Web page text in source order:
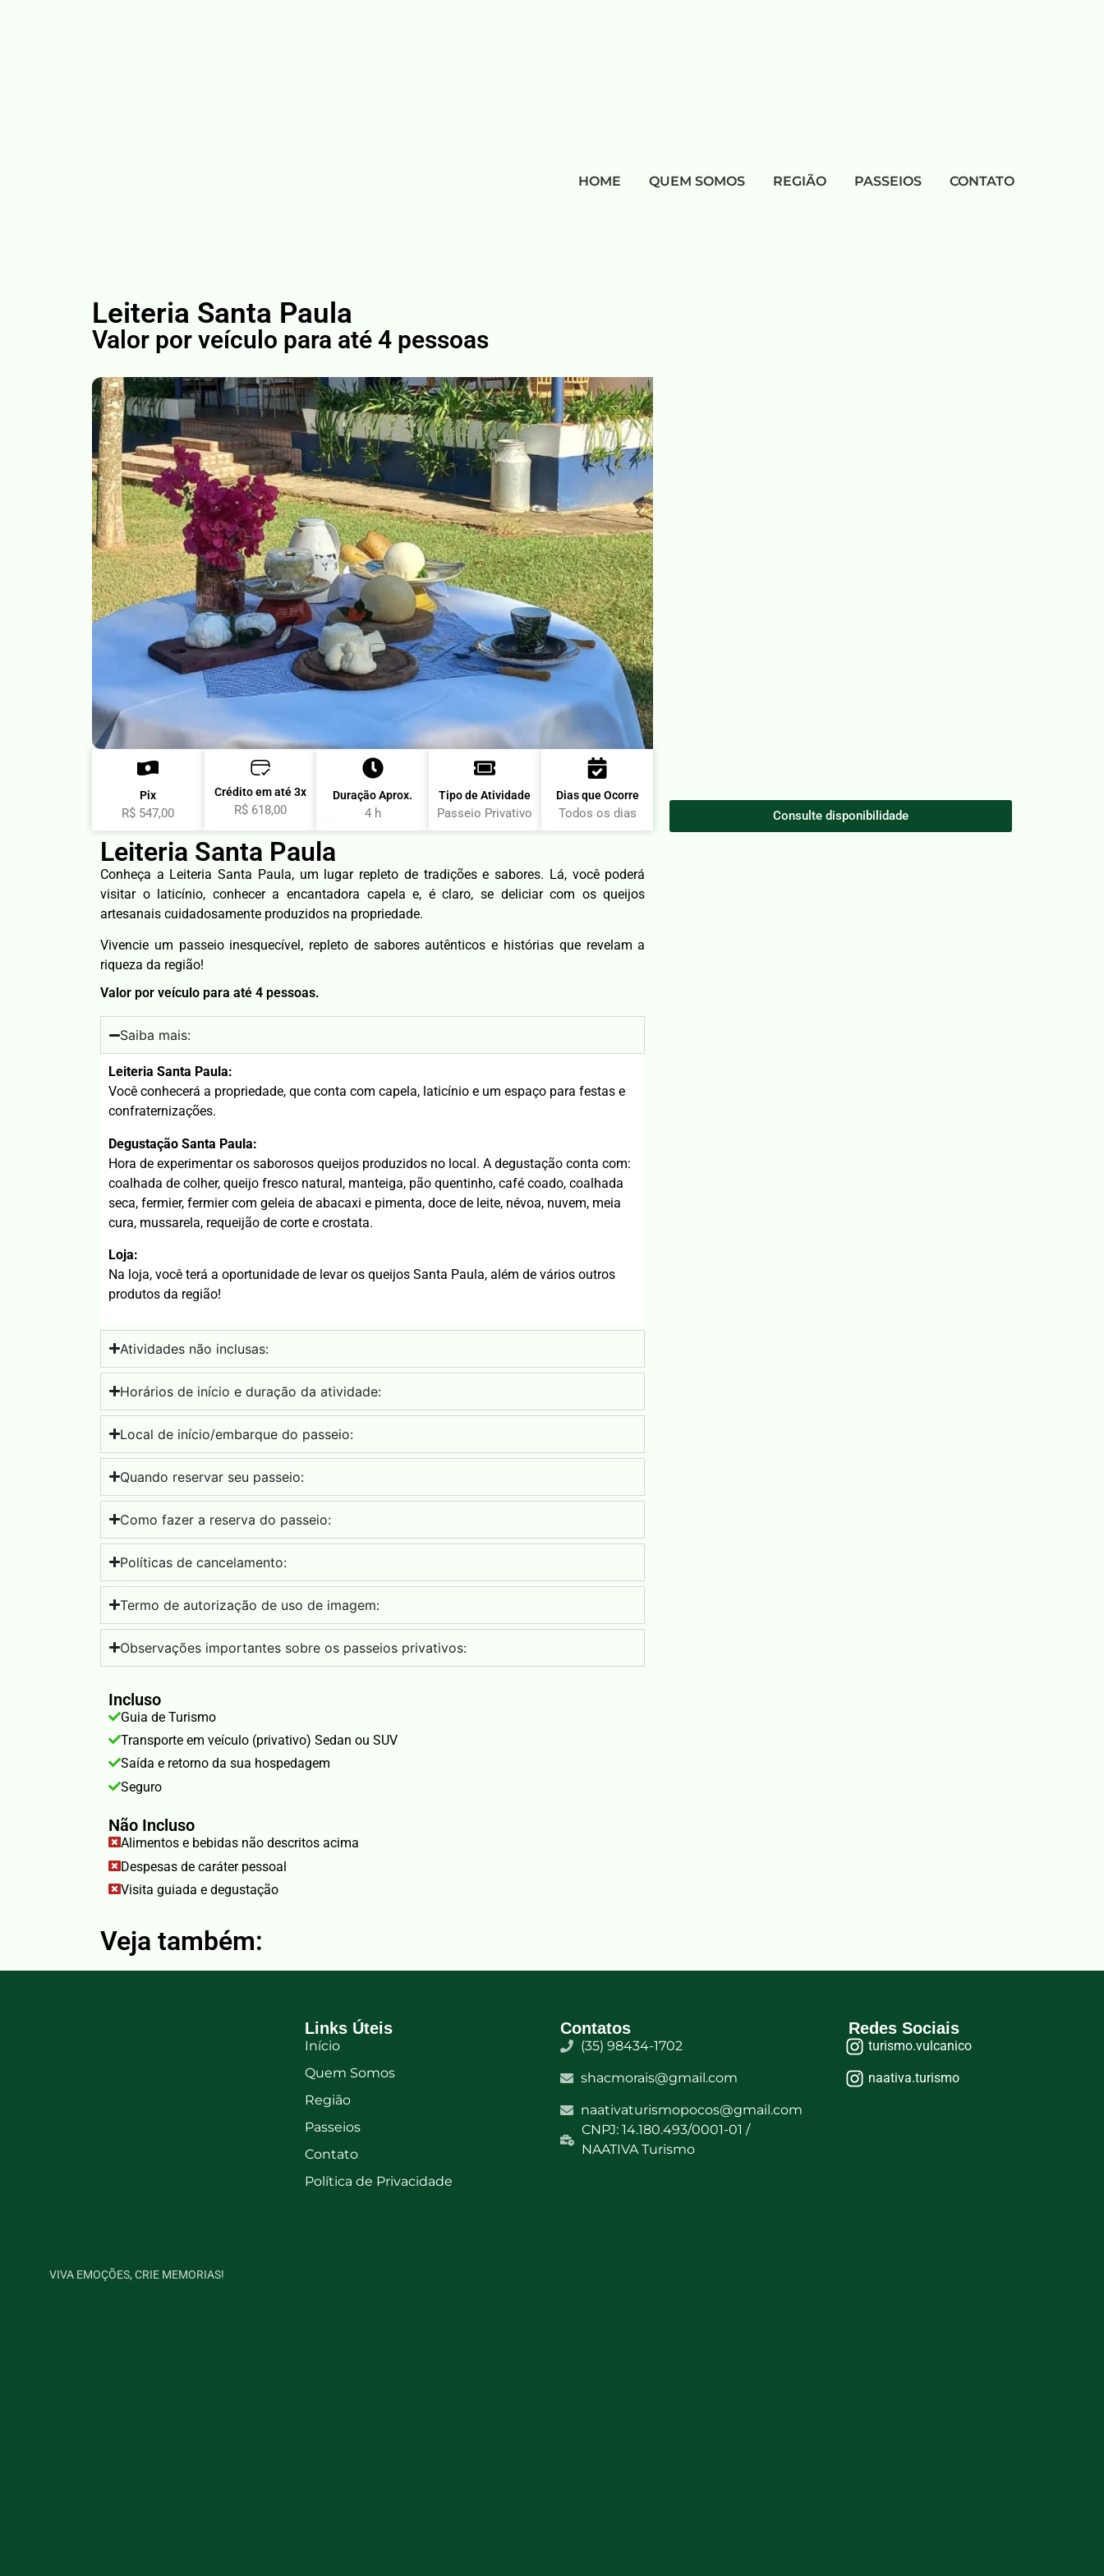
HOME QUEM SOMOS REGIÃO PASSEIOS CONTATO
Leiteria Santa Paula
Valor por veículo para até 4 pessoas
Pix
R$ 547,00
Crédito em até 3x
R$ 618,00
Duração Aprox.
4 h
Tipo de Atividade
Passeio Privativo
Dias que Ocorre
Todos os dias
Leiteria Santa Paula
Conheça a Leiteria Santa Paula, um lugar repleto de tradições e sabores. Lá, você poderá
visitar o laticínio, conhecer a encantadora capela e, é claro, se deliciar com os queijos
artesanais cuidadosamente produzidos na propriedade.
Vivencie um passeio inesquecível, repleto de sabores autênticos e histórias que revelam a
riqueza da região!
Valor por veículo para até 4 pessoas.
Saiba mais:
Leiteria Santa Paula:
Você conhecerá a propriedade, que conta com capela, laticínio e um espaço para festas e
confraternizações.
Degustação Santa Paula:
Hora de experimentar os saborosos queijos produzidos no local. A degustação conta com:
coalhada de colher, queijo fresco natural, manteiga, pão quentinho, café coado, coalhada
seca, fermier, fermier com geleia de abacaxi e pimenta, doce de leite, névoa, nuvem, meia
cura, mussarela, requeijão de corte e crostata.
Loja:
​​​​​​​Na loja, você terá a oportunidade de levar os queijos Santa Paula, além de vários outros
produtos da região!
Atividades não inclusas:
Horários de início e duração da atividade:
Local de início/embarque do passeio:
Quando reservar seu passeio:
Como fazer a reserva do passeio:
Políticas de cancelamento:
Termo de autorização de uso de imagem:
Observações importantes sobre os passeios privativos:
Incluso
Guia de Turismo
Transporte em veículo (privativo) Sedan ou SUV
Saída e retorno da sua hospedagem
Seguro
Não Incluso
Alimentos e bebidas não descritos acima
Despesas de caráter pessoal
Visita guiada e degustação
Consulte disponibilidade
Veja também:
VIVA EMOÇÕES, CRIE MEMORIAS!
Links Úteis
Início
Quem Somos
Região
Passeios
Contato
Política de Privacidade
Contatos
(35) 98434-1702
shacmorais@gmail.com
naativaturismopocos@gmail.com
CNPJ: 14.180.493/0001-01 /
NAATIVA Turismo​
Redes Sociais
turismo.vulcanico
naativa.turismo